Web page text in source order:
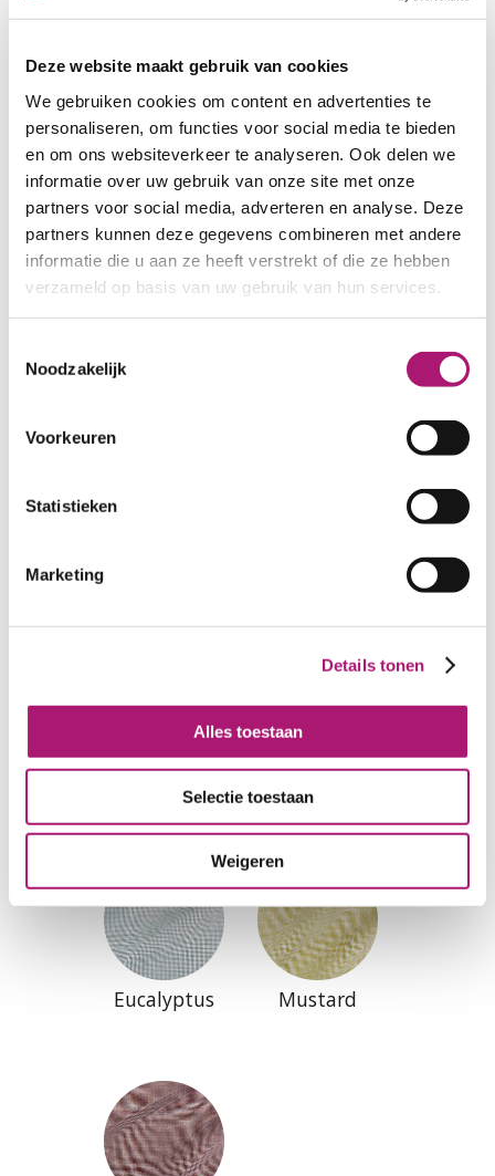
Deze website maakt gebruik van cookies
We gebruiken cookies om content en advertenties te
personaliseren, om functies voor social media te bieden
en om ons websiteverkeer te analyseren. Ook delen we
informatie over uw gebruik van onze site met onze
partners voor social media, adverteren en analyse. Deze
partners kunnen deze gegevens combineren met andere
informatie die u aan ze heeft verstrekt of die ze hebben
verzameld op basis van uw gebruik van hun services.
Noodzakelijk
Voorkeuren
Statistieken
Marketing
Details tonen
Alles toestaan
Selectie toestaan
Weigeren
COMPOSITION:57/43% organic
linen/organic wool
WIDTH:150 cm
WEIGHT IN GR/m2:160
SHRINKAGE AFTER STEAMING:
±1,2% in warp and weft
LIGHT FASTNESS:4-6
WASHING FASTNESS: 4-5
CARE INSTRUCTIONS:
Choco Navy
Eucalyptus Mustard